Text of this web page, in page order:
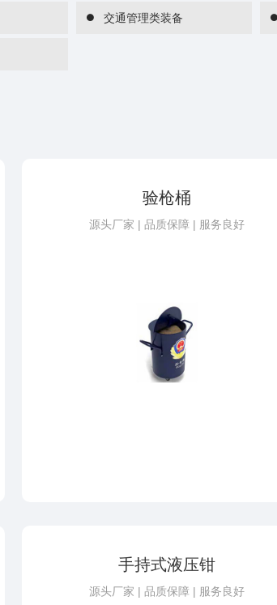
交通管理类装备
验枪桶
源头厂家 | 品质保障 | 服务良好
手持式液压钳
源头厂家 | 品质保障 | 服务良好